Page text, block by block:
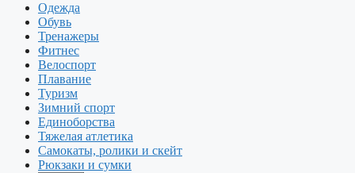
Одежда
Обувь
Тренажеры
Фитнес
Велоспорт
Плавание
Туризм
Зимний спорт
Единоборства
Тяжелая атлетика
Самокаты, ролики и скейт
Рюкзаки и сумки